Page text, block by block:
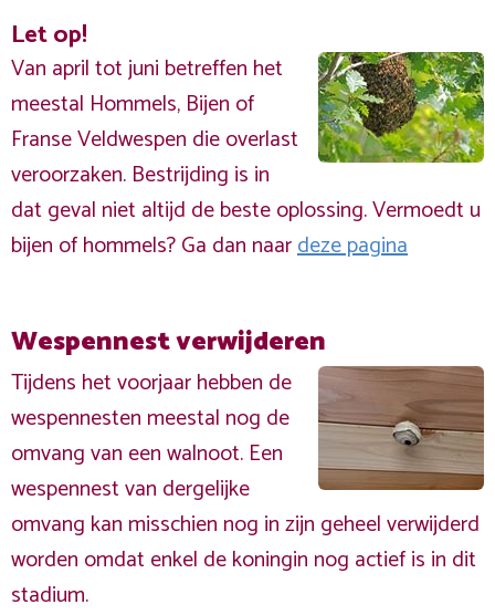
Let op!
Van april tot juni betreffen het
meestal Hommels, Bijen of
Franse Veldwespen die overlast
veroorzaken. Bestrijding is in
dat geval niet altijd de beste oplossing. Vermoedt u
bijen of hommels? Ga dan naardeze pagina
Wespennest verwijderen
Tijdens het voorjaar hebben de
wespennesten meestal nog de
omvang van een walnoot. Een
wespennest van dergelijke
omvang kan misschien nog in zijn geheel verwijderd
worden omdat enkel de koningin nog actief is in dit
stadium.